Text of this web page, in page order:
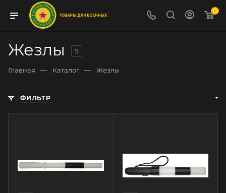
0
Жезлы 9
Главная — Каталог — Жезлы
ФИЛЬТР